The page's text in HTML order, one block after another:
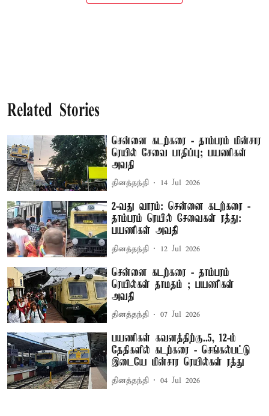
Related Stories
சென்னை கடற்கரை - தாம்பரம் மின்சார
ரெயில் சேவை பாதிப்பு; பயணிகள்
அவதி
தினத்தந்தி 14 Jul 2026
2-வது வாரம்: சென்னை கடற்கரை -
தாம்பரம் ரெயில் சேவைகள் ரத்து:
பயணிகள் அவதி
தினத்தந்தி 12 Jul 2026
சென்னை கடற்கரை - தாம்பரம்
ரெயில்கள் தாமதம் ; பயணிகள்
அவதி
தினத்தந்தி 07 Jul 2026
பயணிகள் கவனத்திற்கு..5, 12-ம்
தேதிகளில் கடற்கரை - செங்கல்பட்டு
இடையே மின்சார ரெயில்கள் ரத்து
தினத்தந்தி 04 Jul 2026